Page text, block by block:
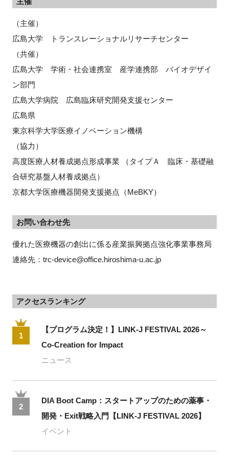
（主催）
広島大学 トランスレーショナルリサーチセンター
（共催）
広島大学 学術・社会連携室 産学連携部 バイオデザイ
ン部門
広島大学病院 広島臨床研究開発支援センター
広島県
東京科学大学医療イノベーション機構
（協力）
高度医療人材養成拠点形成事業 （タイプＡ 臨床・基礎融
合研究基盤人材養成拠点）
京都大学医療機器開発支援拠点（MeBKY）
お問い合わせ先
優れた医療機器の創出に係る産業振興拠点強化事業事務局
連絡先：trc-device@office.hiroshima-u.ac.jp
アクセスランキング
1
【プログラム決定！】LINK-J FESTIVAL 2026～
Co-Creation for Impact
ニュース
2
DIA Boot Camp：スタートアップのための薬事・
開発・Exit戦略入門【LINK-J FESTIVAL 2026】
イベント